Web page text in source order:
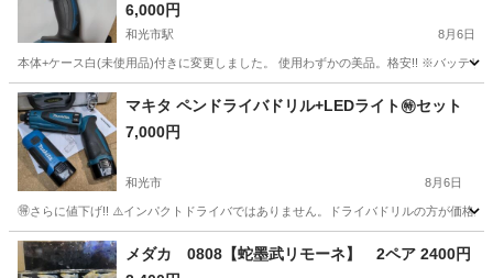
6,000円
和光市駅 8月6日
本体+ケース白(未使用品)付きに変更しました。 使用わずかの美品。格安!! ※バッテリ
埼玉 和光市 和光市駅 その他 インパクトドライバ
マキタ ペンドライバドリル+LEDライト㊕セット
7,000円
和光市 8月6日
🉐さらに値下げ!! ⚠️インパクトドライバではありません。ドライバドリルの方が価格
埼玉 和光市 その他 マキタ
メダカ 0808【蛇墨武リモーネ】 2ペア 2400円